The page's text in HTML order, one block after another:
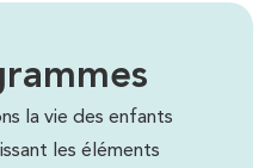
la vie des enfants
les éléments